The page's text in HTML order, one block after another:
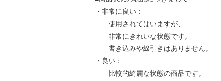
・非常に良い：
使用されてはいますが、
非常にきれいな状態です。
書き込みや線引きはありません。
・良い：
比較的綺麗な状態の商品です。